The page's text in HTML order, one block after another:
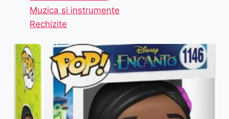
Muzica si instrumente
Rechizite